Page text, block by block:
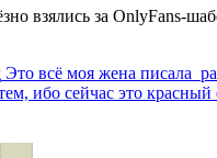
взялись за OnlyFans-
Это всё моя жена писала
тем, ибо сейчас это